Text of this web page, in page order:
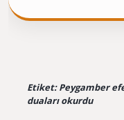
Etiket:Peygamber
duaları okurdu